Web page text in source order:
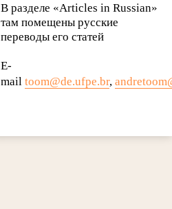
В разделе «Articles in Russian»
там помещены русские
переводы его статей
E-
mailtoom@de.ufpe.br,